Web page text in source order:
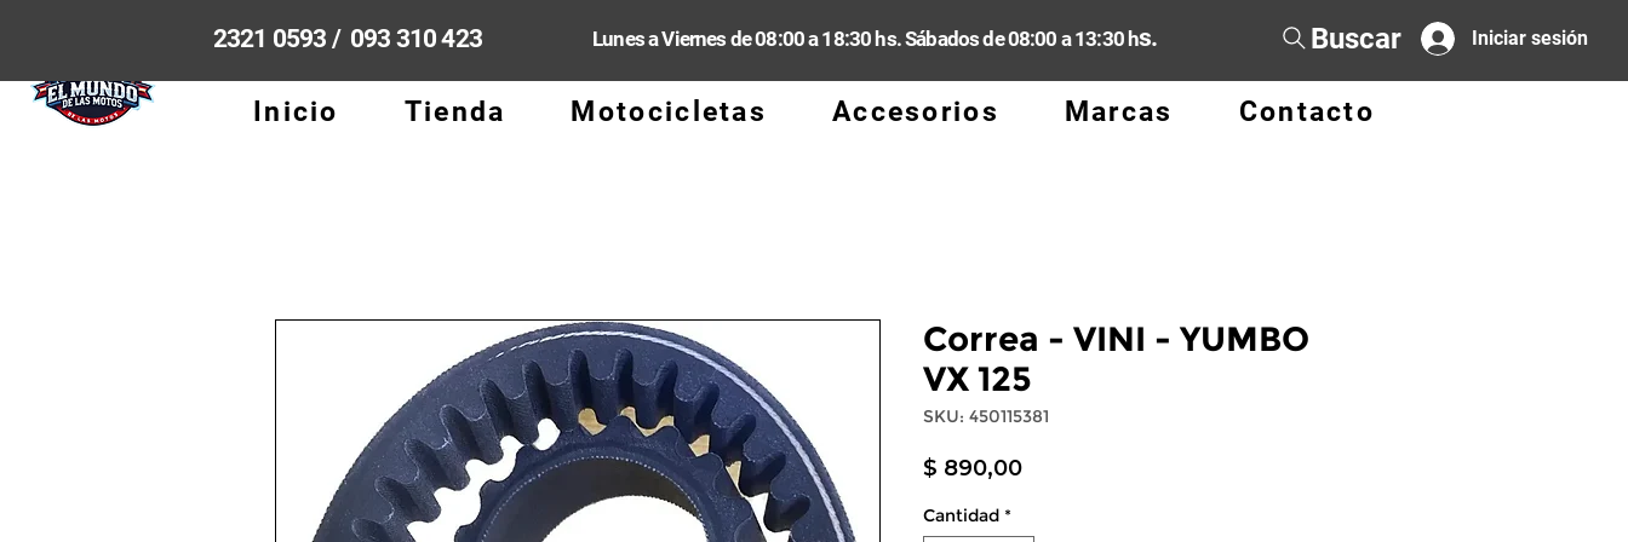
2321 0593 / 093 310 423 Lunes a Viernes de 08:00 a 18:30 hs. Sábados de 08:00 a 13:30 hs. Buscar Iniciar sesión
Inicio Tienda Motocicletas Accesorios Marcas Contacto
Correa - VINI - YUMBO
VX 125
SKU: 450115381
$ 890,00Precio
Cantidad *